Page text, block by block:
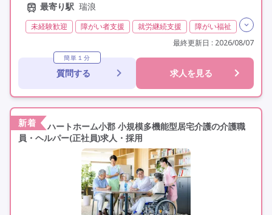
最寄り駅 瑞浪
未経験歓迎 障がい者支援 就労継続支援
障がい福祉
初任者研修(ヘルパー2級)
無資格 夜勤なし
常勤
オープニングスタッフ
オープン3年以内
社会保険完備
年間休日110日以上
学歴不問
資格取得支援
最終更新日 : 2026/08/07
簡単１分
質問する 求人を見る
新着
ハートホーム小郡 小規模多機能型居宅介護の介護職
員・ヘルパー(正社員)求人・採用